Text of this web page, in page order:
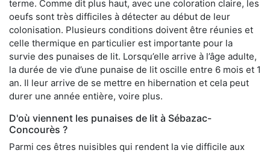
terme. Comme dit plus haut, avec une coloration claire, les
oeufs sont très difficiles à détecter au début de leur
colonisation. Plusieurs conditions doivent être réunies et
celle thermique en particulier est importante pour la
survie des punaises de lit. Lorsqu’elle arrive à l’âge adulte,
la durée de vie d’une punaise de lit oscille entre 6 mois et 1
an. Il leur arrive de se mettre en hibernation et cela peut
durer une année entière, voire plus.
D'où viennent les punaises de lit à Sébazac-
Concourès ?
Parmi ces êtres nuisibles qui rendent la vie difficile aux